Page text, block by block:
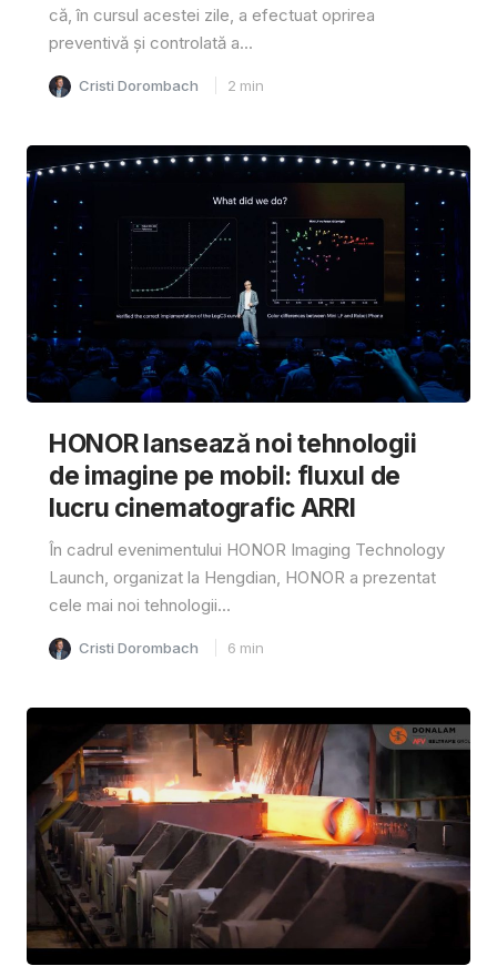
că, în cursul acestei zile, a efectuat oprirea
preventivă și controlată a...
Cristi Dorombach 2 min
HONOR lansează noi tehnologii
de imagine pe mobil: fluxul de
lucru cinematografic ARRI
În cadrul evenimentului HONOR Imaging Technology
Launch, organizat la Hengdian, HONOR a prezentat
cele mai noi tehnologii...
Cristi Dorombach 6 min